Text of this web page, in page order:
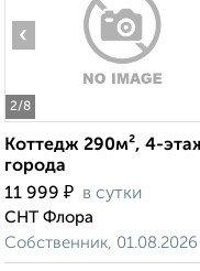
2/8
‹
Коттедж 290м², 4-
города
11 999 ₽ в сутки
СНТ Флора
Собственник, 01.08.2026